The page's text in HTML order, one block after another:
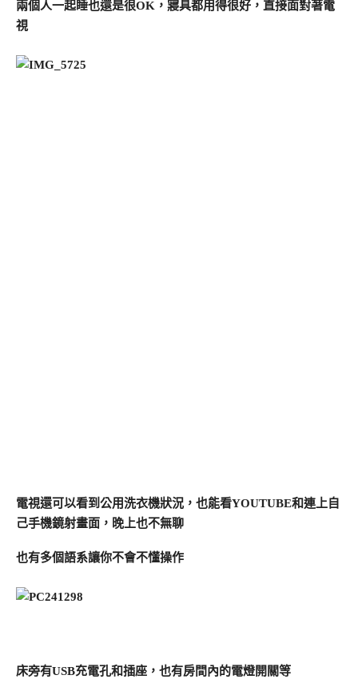
兩個人一起睡也還是很OK，寢具都用得很好，直接面對著電
視
電視還可以看到公用洗衣機狀況，也能看YOUTUBE和連上自
己手機鏡射畫面，晚上也不無聊
也有多個語系讓你不會不懂操作
床旁有USB充電孔和插座，也有房間內的電燈開關等